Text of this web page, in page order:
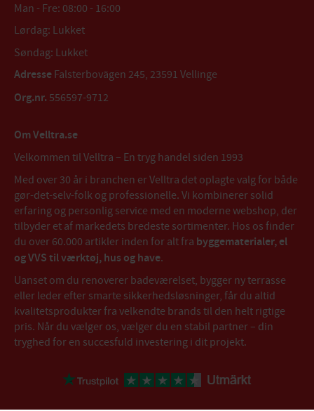
Man - Fre: 08:00 - 16:00
Lørdag: Lukket
Søndag: Lukket
Adresse Falsterbovägen 245, 23591 Vellinge
Org.nr. 556597-9712
Om Velltra.se
Velkommen til Velltra – En tryg handel siden 1993
Med over 30 år i branchen er Velltra det oplagte valg for både
gør-det-selv-folk og professionelle. Vi kombinerer solid
erfaring og personlig service med en moderne webshop, der
tilbyder et af markedets bredeste sortimenter. Hos os finder
du over 60.000 artikler inden for alt fra byggematerialer, el
og VVS til værktøj, hus og have.
Uanset om du renoverer badeværelset, bygger ny terrasse
eller leder efter smarte sikkerhedsløsninger, får du altid
kvalitetsprodukter fra velkendte brands til den helt rigtige
pris. Når du vælger os, vælger du en stabil partner – din
tryghed for en succesfuld investering i dit projekt.